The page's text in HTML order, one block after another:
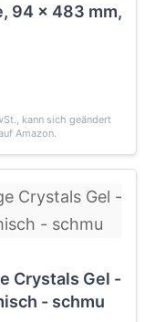
94 x 483 mm,
kann sich geändert
Amazon.
Crystals Gel -
- schmu